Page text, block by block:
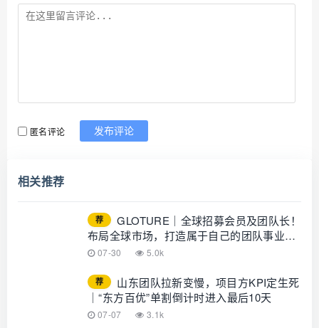
匿名评论 发布评论
相关推荐
荐
GLOTURE｜全球招募会员及团队长！
布局全球市场，打造属于自己的团队事业，
想增加收入？想打造团队？加入
07-30 5.0k
荐
山东团队拉新变慢，项目方KPI定生死
｜“东方百优”单割倒计时进入最后10天
07-07 3.1k